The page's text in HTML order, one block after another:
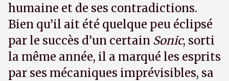
humaine et de ses contradictions.
Bien qu’il ait été quelque peu éclipsé
par le succès d’un certain Sonic, sorti
la même année, il a marqué les esprits
par ses mécaniques imprévisibles, sa